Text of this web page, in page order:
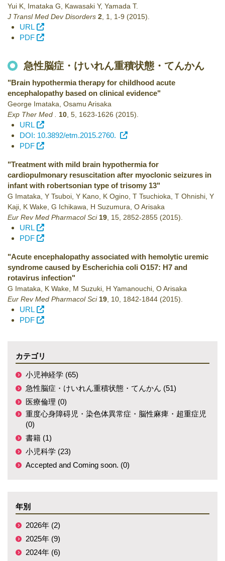
Yui K, Imataka G, Kawasaki Y, Yamada T.
J Transl Med Dev Disorders 2 1 1-9 (2015)
URL
PDF
急性脳症・けいれん重積状態・てんかん
"Brain hypothermia therapy for childhood acute
encephalopathy based on clinical evidence"
George Imataka, Osamu Arisaka
Exp Ther Med .
10 5 1623-1626 (2015)
URL
DOI: 10.3892/etm.2015.2760.
PDF
"Treatment with mild brain hypothermia for
cardiopulmonary resuscitation after myoclonic seizures in
infant with robertsonian type of trisomy 13"
G Imataka, Y Tsuboi, Y Kano, K Ogino, T Tsuchioka, T Ohnishi, Y
Kaji, K Wake, G Ichikawa, H Suzumura, O Arisaka
Eur Rev Med Pharmacol Sci 19 15 2852-2855 (2015)
URL
PDF
"Acute encephalopathy associated with hemolytic uremic
syndrome caused by Escherichia coli O157: H7 and
rotavirus infection"
G Imataka, K Wake, M Suzuki, H Yamanouchi, O Arisaka
Eur Rev Med Pharmacol Sci 19 10 1842-1844 (2015)
URL
PDF
カテゴリ
小児神経学 (65)
急性脳症・けいれん重積状態・てんかん (51)
医療倫理 (0)
重度心身障碍児・染色体異常症・脳性麻痺・超重症児
(0)
書籍 (1)
小児科学 (23)
Accepted and Coming soon. (0)
年別
2026年 (2)
2025年 (9)
2024年 (6)